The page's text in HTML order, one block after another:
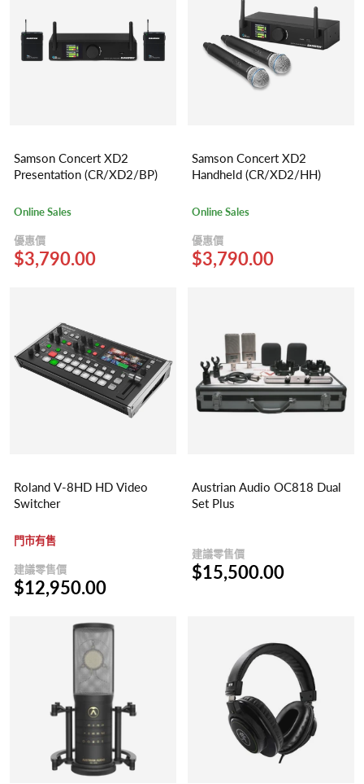
Samson Concert XD2
Presentation (CR/XD2/BP)
Online Sales
優惠價
$3,790.00
Samson Concert XD2
Handheld (CR/XD2/HH)
Online Sales
優惠價
$3,790.00
Roland V-8HD HD Video
Switcher
門市有售
建議零售價
$12,950.00
Austrian Audio OC818 Dual
Set Plus
建議零售價
$15,500.00